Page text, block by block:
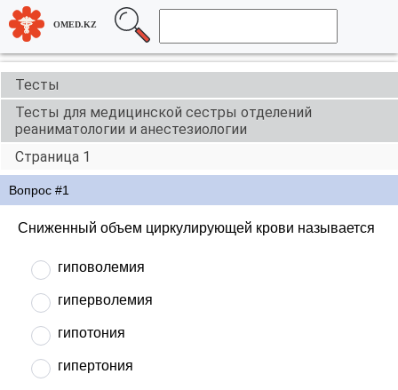
OMED.KZ
Тесты
Тесты для медицинской сестры отделений
реаниматологии и анестезиологии
Страница 1
Вопрос #1
Сниженный объем циркулирующей крови называется
гиповолемия
гиперволемия
гипотония
гипертония